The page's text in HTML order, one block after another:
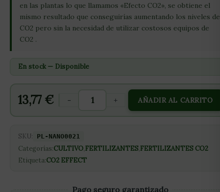
en las plantas lo que llamamos «Efecto CO2», se obtiene el
mismo resultado que conseguirías aumentando los niveles de
CO2 pero sin la necesidad de utilizar costosos equipos de
CO2 .
En stock — Disponible
13,77 € - + AÑADIR AL CARRITO
SKU: PL-NANO0021
Categorías:CULTIVO,FERTILIZANTES,FERTILIZANTES CO2
Etiqueta:CO2 EFFECT
Pago seguro garantizado